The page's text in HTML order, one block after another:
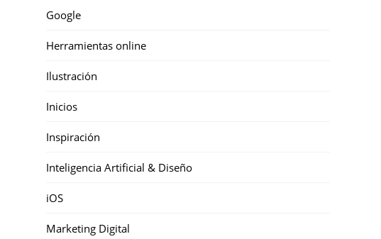
Google
Herramientas online
Ilustración
Inicios
Inspiración
Inteligencia Artificial & Diseño
iOS
Marketing Digital